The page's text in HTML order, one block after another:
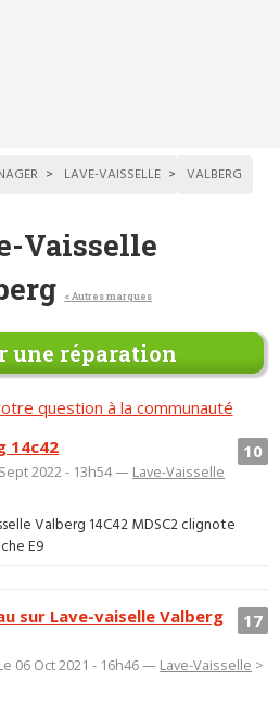
LAVE-VAISSELLE VALBERG
Vaisselle
< Autres marques
une réparation
question à la communauté
10
14c42
2022 - 13h54 — Lave-Vaisselle
Valberg 14C42 MDSC2 clignote
E9
17
sur Lave-vaiselle Valberg
06 Oct 2021 - 16h46 — Lave-Vaisselle >